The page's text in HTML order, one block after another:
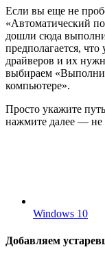
Если вы еще не
«Автоматический
дошли сюда
предполагается,
драйверов и их
выбираем
компьютере».
Просто укажите
нажмите далее — не
Windows 10
Добавляем